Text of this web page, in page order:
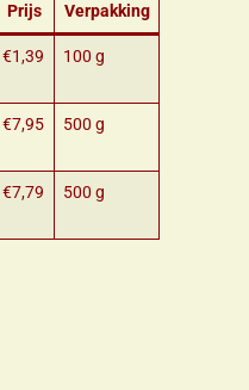
Prijs Verpakking
€1,39 100 g
€7,95 500 g
€7,79 500 g